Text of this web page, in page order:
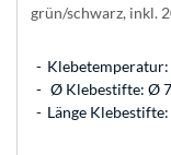
grün/schwarz, inkl.
Klebetemperatur:
Ø Klebestifte: Ø
Länge